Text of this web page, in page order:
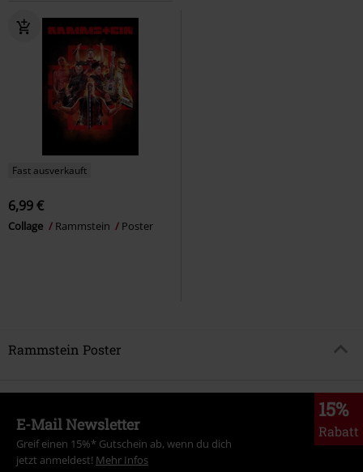
Fast ausverkauft
6,99 €
Collage Rammstein Poster
Rammstein Poster
15%
Rabatt
E-Mail Newsletter
Greif einen 15%* Gutschein ab, wenn du dich
jetzt anmeldest! Mehr Infos